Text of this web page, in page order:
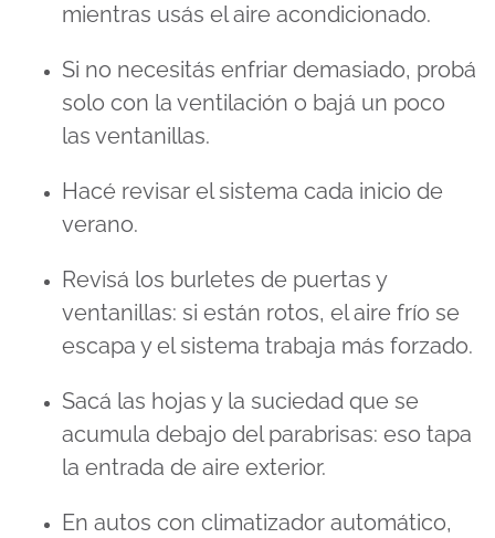
mientras usás el aire acondicionado.
Si no necesitás enfriar demasiado, probá
solo con la ventilación o bajá un poco
las ventanillas.
Hacé revisar el sistema cada inicio de
verano.
Revisá los burletes de puertas y
ventanillas: si están rotos, el aire frío se
escapa y el sistema trabaja más forzado.
Sacá las hojas y la suciedad que se
acumula debajo del parabrisas: eso tapa
la entrada de aire exterior.
En autos con climatizador automático,